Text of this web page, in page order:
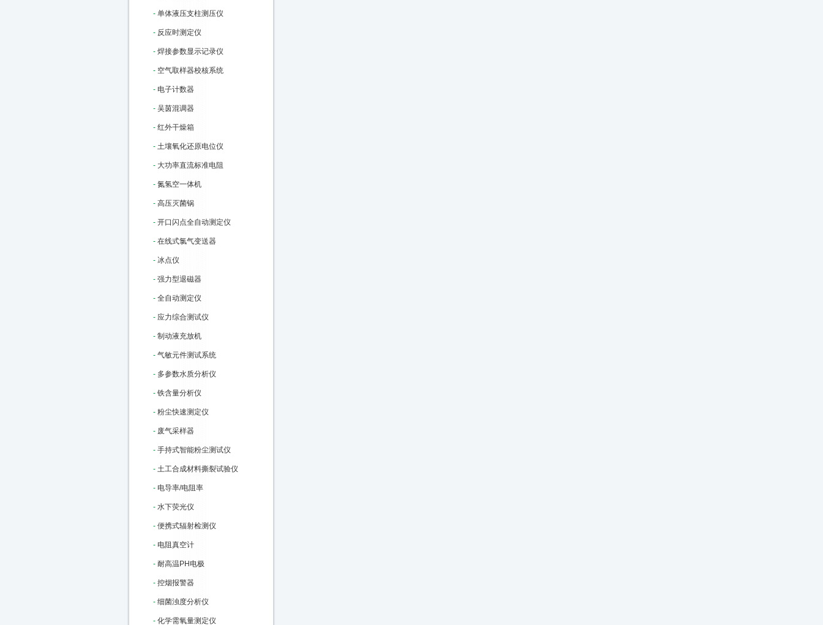
- 单体液压支柱测压仪
- 反应时测定仪
- 焊接参数显示记录仪
- 空气取样器校核系统
- 电子计数器
- 吴茵混调器
- 红外干燥箱
- 土壤氧化还原电位仪
- 大功率直流标准电阻
- 氮氢空一体机
- 高压灭菌锅
- 开口闪点全自动测定仪
- 在线式氯气变送器
- 冰点仪
- 强力型退磁器
- 全自动测定仪
- 应力综合测试仪
- 制动液充放机
- 气敏元件测试系统
- 多参数水质分析仪
- 铁含量分析仪
- 粉尘快速测定仪
- 废气采样器
- 手持式智能粉尘测试仪
- 土工合成材料撕裂试验仪
- 电导率/电阻率
- 水下荧光仪
- 便携式辐射检测仪
- 电阻真空计
- 耐高温PH电极
- 控烟报警器
- 细菌浊度分析仪
- 化学需氧量测定仪